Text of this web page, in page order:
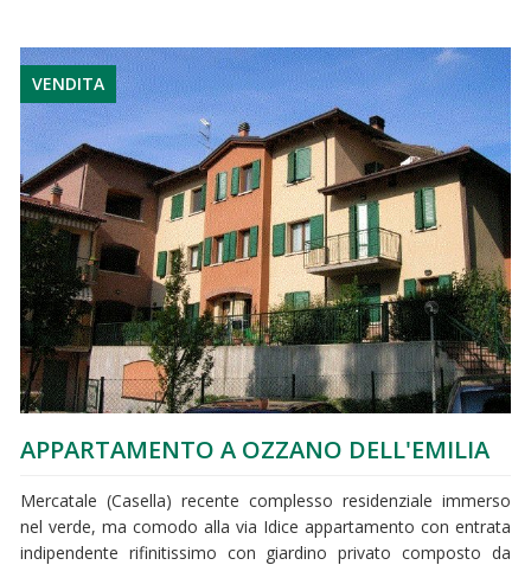
VENDITA
APPARTAMENTO A OZZANO DELL'EMILIA
Mercatale (Casella) recente complesso residenziale immerso
nel verde, ma comodo alla via Idice appartamento con entrata
indipendente rifinitissimo con giardino privato composto da